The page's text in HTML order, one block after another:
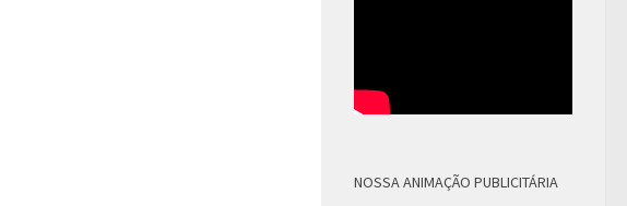
NOSSA ANIMAÇÃO PUBLICITÁRIA